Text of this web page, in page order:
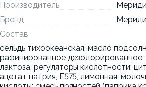
Производитель
Бренд
Состав
сельдь тихоокеанская, масло
рафинированное дезодорированное,
лактоза, регуляторы кислотности:
ацетат натрия, Е575, лимонная,